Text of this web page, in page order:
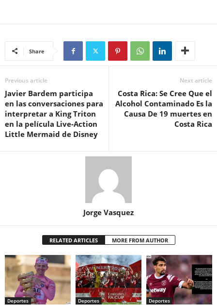
Share
Previous article
Javier Bardem participa
en las conversaciones para
interpretar a King Triton
en la película Live-Action
Little Mermaid de Disney
Next article
Costa Rica: Se Cree Que el
Alcohol Contaminado Es la
Causa De 19 muertes en
Costa Rica
Jorge Vasquez
RELATED ARTICLES MORE FROM AUTHOR
Deportes Deportes Deportes